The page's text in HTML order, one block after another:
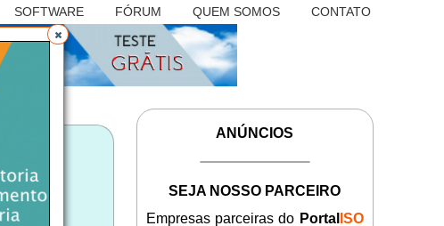
SOFTWARE FÓRUM QUEM SOMOS CONTATO
ANÚNCIOS
SEJA NOSSO PARCEIRO
Empresas parceiras do PortalISO